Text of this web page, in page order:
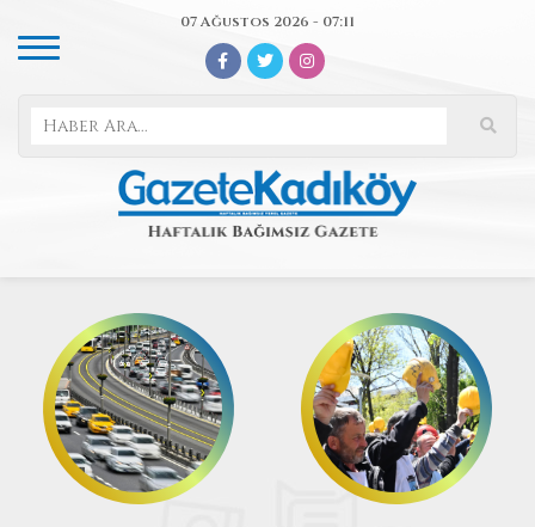
07 Ağustos 2026 - 07:11